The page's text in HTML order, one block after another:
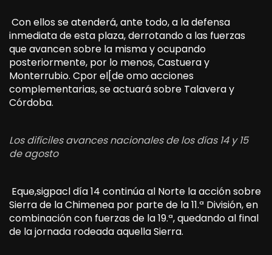
Con ellos se atenderá, ante todo, a la defensa
inmediata de esta plaza, derrotando a las fuerzas
que avancen sobre la misma y ocupando
posteriormente, por lo menos, Castuera y
Monterrubio. Cpor el[de omo acciones
complementarias, se actuará sobre Talavera y
Córdoba.
Los difíciles avances nacionales de los días 14 y 15
de agosto
Eque,sigpacl día 14 continúa al Norte la acción sobre
Sierra de la Chimenea por parte de la 11.ª División, en
combinación con fuerzas de la 19.ª, quedando al final
de la jornada rodeada aquella Sierra.